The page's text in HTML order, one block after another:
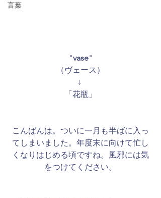
言葉
"vase"
（ヴェース）
↓
「花瓶」
こんばんは。ついに一月も半ばに入っ
てしまいました。年度末に向けて忙し
くなりはじめる頃ですね。風邪には気
をつけてください。